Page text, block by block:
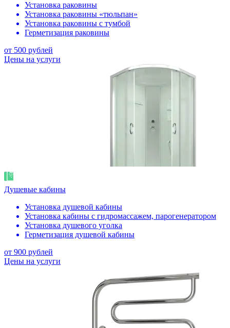
Установка раковины
Установка раковины «тюльпан»
Установка раковины с тумбой
Герметизация раковины
от 500 рублей
Цены на услуги
Душевые кабины
Установка душевой кабины
Установка кабины с гидромассажем, парогенератором
Установка душевого уголка
Герметизация душевой кабины
от 900 рублей
Цены на услуги